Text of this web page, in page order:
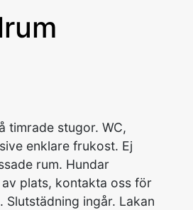
timrade stugor. WC,
enklare frukost. Ej
rum. Hundar
plats, kontakta oss för
Slutstädning ingår. Lakan